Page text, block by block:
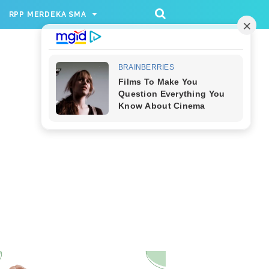
[336, 280], 'div-gpt-ad-1733174991559-
RPP MERDEKA SMA